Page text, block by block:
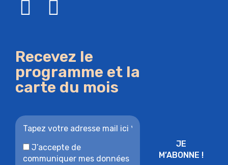
Recevez le
programme et la
carte du mois
J’accepte de
communiquer mes données